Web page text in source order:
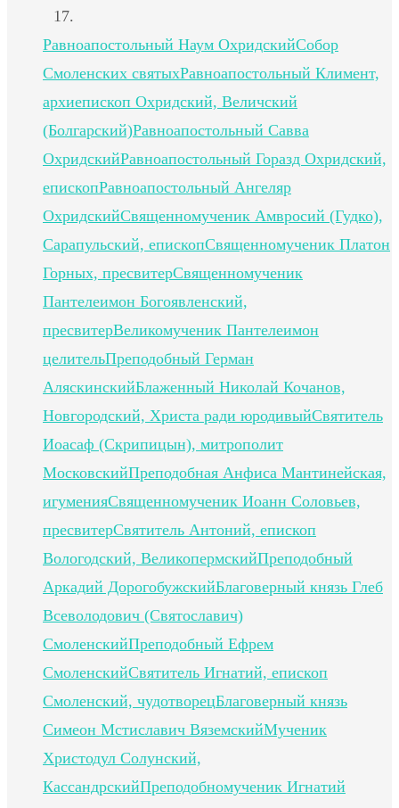
Равноапостольный Наум ОхридскийСобор
Смоленских святыхРавноапостольный Климент,
архиепископ Охридский, Величский
(Болгарский)Равноапостольный Савва
ОхридскийРавноапостольный Горазд Охридский,
епископРавноапостольный Ангеляр
ОхридскийСвященномученик Амвросий (Гудко),
Сарапульский, епископСвященномученик Платон
Горных, пресвитерСвященномученик
Пантелеимон Богоявленский,
пресвитерВеликомученик Пантелеимон
целительПреподобный Герман
АляскинскийБлаженный Николай Кочанов,
Новгородский, Христа ради юродивыйСвятитель
Иоасаф (Скрипицын), митрополит
МосковскийПреподобная Анфиса Мантинейская,
игуменияСвященномученик Иоанн Соловьев,
пресвитерСвятитель Антоний, епископ
Вологодский, ВеликопермскийПреподобный
Аркадий ДорогобужскийБлаговерный князь Глеб
Всеволодович (Святославич)
СмоленскийПреподобный Ефрем
СмоленскийСвятитель Игнатий, епископ
Смоленский, чудотворецБлаговерный князь
Симеон Мстиславич ВяземскийМученик
Христодул Солунский,
КассандрскийПреподобномученик Игнатий